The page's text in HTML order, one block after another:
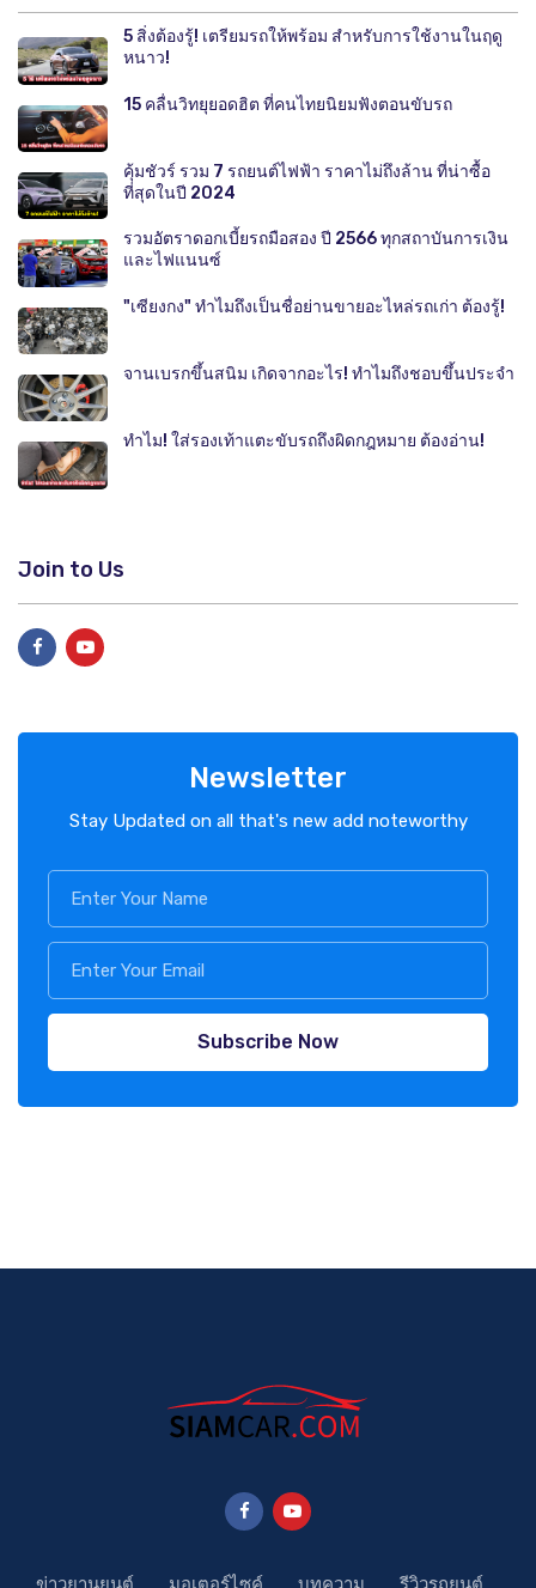
5 สิ่งต้องรู้! เตรียมรถให้พร้อม สำหรับการใช้งานในฤดู
หนาว!
15 คลื่นวิทยุยอดฮิต ที่คนไทยนิยมฟังตอนขับรถ
คุ้มชัวร์ รวม 7 รถยนต์ไฟฟ้า ราคาไม่ถึงล้าน ที่น่าซื้อ
ที่สุดในปี 2024
รวมอัตราดอกเบี้ยรถมือสอง ปี 2566 ทุกสถาบันการเงิน
และไฟแนนซ์
"เซียงกง" ทำไมถึงเป็นชื่อย่านขายอะไหล่รถเก่า ต้องรู้!
จานเบรกขึ้นสนิม เกิดจากอะไร! ทำไมถึงชอบขึ้นประจำ
ทำไม! ใส่รองเท้าแตะขับรถถึงผิดกฎหมาย ต้องอ่าน!
Join to Us
Newsletter
Stay Updated on all that's new add noteworthy
Subscribe Now